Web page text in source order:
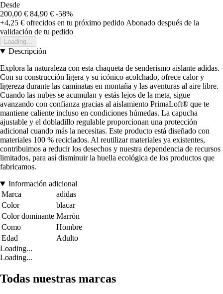
Desde
200,00 € 84,90 € -58%
+4,25 € ofrecidos en tu próximo pedido Abonado después de la
validación de tu pedido
Loading...
Descripción
Explora la naturaleza con esta chaqueta de senderismo aislante adidas.
Con su construcción ligera y su icónico acolchado, ofrece calor y
ligereza durante las caminatas en montaña y las aventuras al aire libre.
Cuando las nubes se acumulan y estás lejos de la meta, sigue
avanzando con confianza gracias al aislamiento PrimaLoft® que te
mantiene caliente incluso en condiciones húmedas. La capucha
ajustable y el dobladillo regulable proporcionan una protección
adicional cuando más la necesitas. Este producto está diseñado con
materiales 100 % reciclados. Al reutilizar materiales ya existentes,
contribuimos a reducir los desechos y nuestra dependencia de recursos
limitados, para así disminuir la huella ecológica de los productos que
fabricamos.
Información adicional
Marca
adidas
Color
blacar
Color dominante Marrón
Como
Hombre
Edad
Adulto
Loading...
Loading...
Todas nuestras marcas